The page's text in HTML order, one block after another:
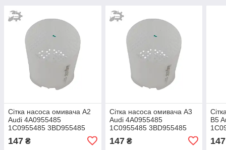
Сітка насоса омивача A2
Audi 4A0955485
1C0955485 3BD955485
147 ₴
Сітка насоса омивача A3
Audi 4A0955485
1C0955485 3BD955485
147₴
B5
147